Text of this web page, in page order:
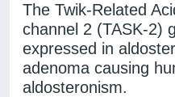
The Twik-Related
channel 2 (TASK-2)
expressed in
adenoma causing
aldosteronism.